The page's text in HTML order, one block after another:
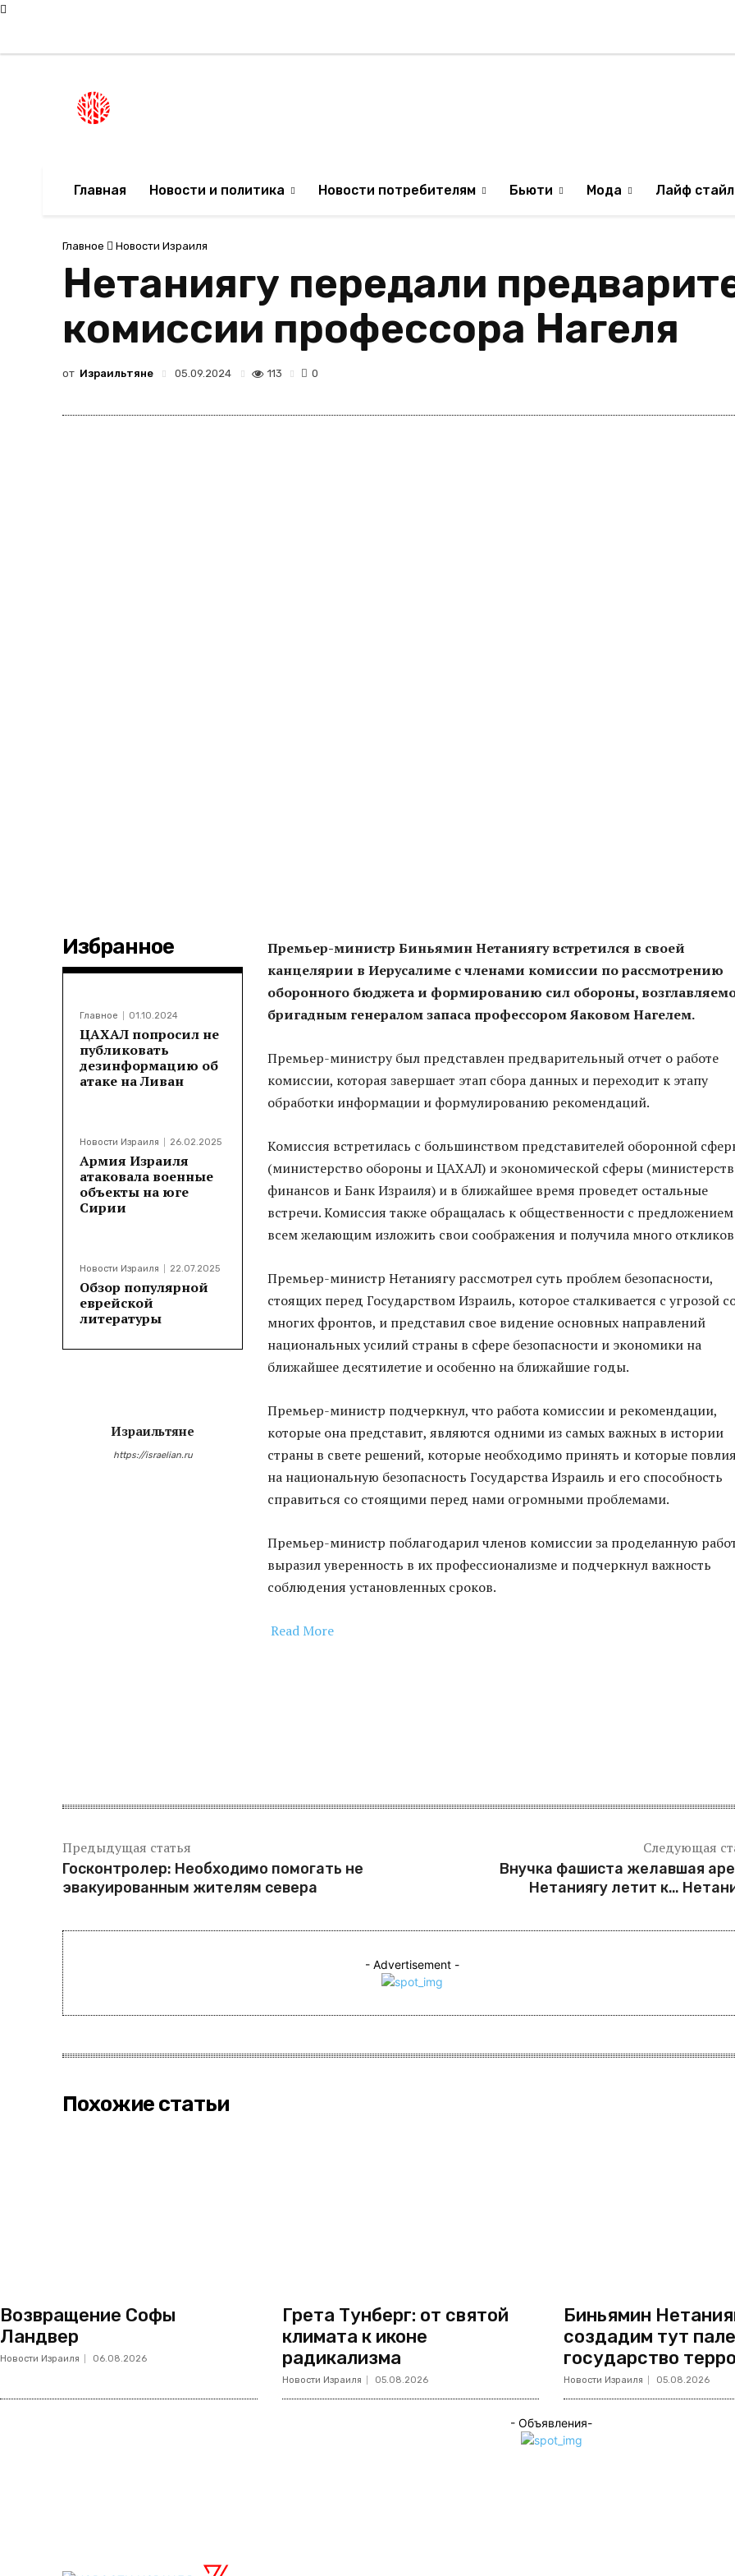
Главная Новости и политика Новости потребителям Бьюти Мода Лайф стайл
Главное Новости Израиля
Нетаниягу передали
комиссии профессора Нагеля
от Израильтяне 05.09.2024 113 0
Избранное
Главное 01.10.2024
ЦАХАЛ попросил не
публиковать
дезинформацию об
атаке на Ливан
Новости Израиля 26.02.2025
Армия Израиля
атаковала военные
объекты на юге
Сирии
Новости Израиля 22.07.2025
Обзор популярной
еврейской
литературы
Израильтяне
https://israelian.ru
Премьер-министр Биньямин Нетаниягу встретился в своей
канцелярии в Иерусалиме с членами комиссии по рассмотрению
оборонного бюджета и формированию сил обороны,
бригадным генералом запаса профессором Яаковом Нагелем.
Премьер-министру был представлен предварительный отчет о работе
комиссии, которая завершает этап сбора данных и переходит к этапу
обработки информации и формулированию рекомендаций.
Комиссия встретилась с большинством представителей оборонной
(министерство обороны и ЦАХАЛ) и экономической сферы
финансов и Банк Израиля) и в ближайшее время проведет остальные
встречи. Комиссия также обращалась к общественности с предложением
всем желающим изложить свои соображения и получила много
Премьер-министр Нетаниягу рассмотрел суть проблем безопасности,
стоящих перед Государством Израиль, которое сталкивается с угрозой
многих фронтов, и представил свое видение основных направлений
национальных усилий страны в сфере безопасности и экономики на
ближайшее десятилетие и особенно на ближайшие годы.
Премьер-министр подчеркнул, что работа комиссии и рекомендации,
которые она представит, являются одними из самых важных в истории
страны в свете решений, которые необходимо принять и которые
на национальную безопасность Государства Израиль и его способность
справиться со стоящими перед нами огромными проблемами.
Премьер-министр поблагодарил членов комиссии за проделанную
выразил уверенность в их профессионализме и подчеркнул важность
соблюдения установленных сроков.
Read More
Предыдущая статья
Госконтролер: Необходимо помогать не
эвакуированным жителям севера
Следующая
Внучка фашиста желавшая
Нетаниягу летит к…
- Advertisement -
Похожие статьи
Возвращение Софы
Ландвер
Новости Израиля 06.08.2026
Грета Тунберг: от святой
климата к иконе
радикализма
Новости Израиля 05.08.2026
Биньямин
создадим тут
государство
Новости Израиля 05.08.2026
- Объявления-